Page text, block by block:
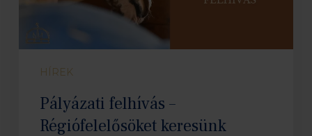
HÍREK
Pályázati felhívás –
Régiófelelősöket keresünk